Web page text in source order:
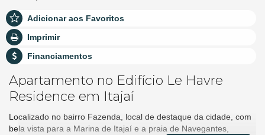
Adicionar aos Favoritos
Imprimir
Financiamentos
Apartamento no Edifício Le Havre
Residence em Itajaí
Localizado no bairro Fazenda, local de destaque da cidade, com
bela vista para a Marina de Itajaí e a praia de Navegantes,